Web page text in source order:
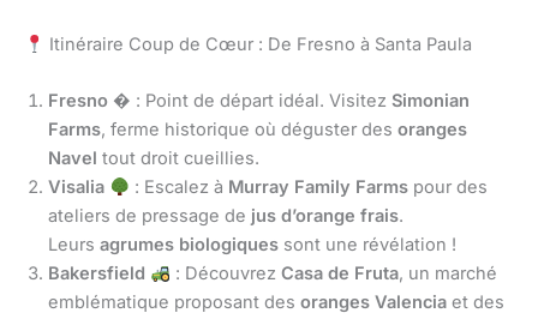
Itinéraire Coup de Cœur : De Fresno à Santa Paula
Fresno �️ : Point de départ idéal. Visitez Simonian
Farms, ferme historique où déguster des oranges
Navel tout droit cueillies.
Visalia
: Escalez à Murray Family Farmspour des
ateliers de pressage de jus d’orange frais.
Leurs agrumes biologiques sont une révélation !
Bakersfield
: Découvrez Casa de Fruta, un marché
emblématique proposant des oranges Valencia et des